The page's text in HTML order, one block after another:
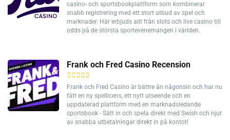
casino- och sportsbookplattform som kombinerar
snabb registrering med ett stort utbud av spel och
marknader. Här erbjuds allt från slots och live casino till
odds på de största sportevenemangen i världen.
Frank och Fred Casino Recension
Frank och Fred Casino är bättre än någonsin och har nu
fått en ny spellicens, ett nytt utseende och en
uppdaterad plattform med en marknadsledande
sportsbook - Sätt in och spela direkt med Swish och njut
av snabba utbetalningar direkt in på kontot!